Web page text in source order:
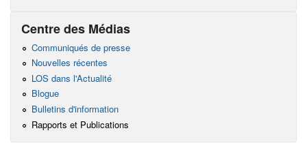
Centre des Médias
Communiqués de presse
Nouvelles récentes
LOS dans l'Actualité
Blogue
Bulletins d'information
Rapports et Publications